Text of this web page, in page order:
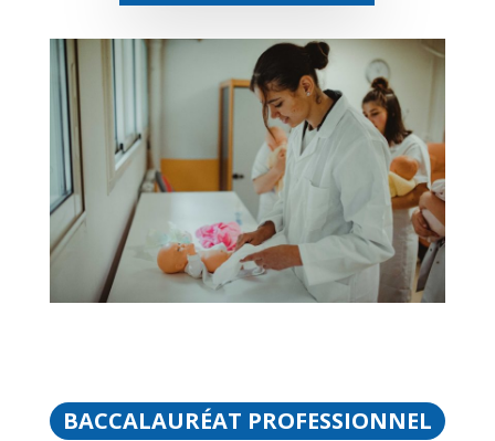
BACCALAURÉAT PROFESSIONNEL